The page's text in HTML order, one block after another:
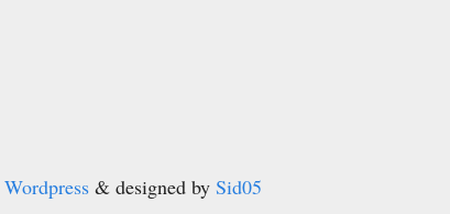
Wordpress & designed by Sid05